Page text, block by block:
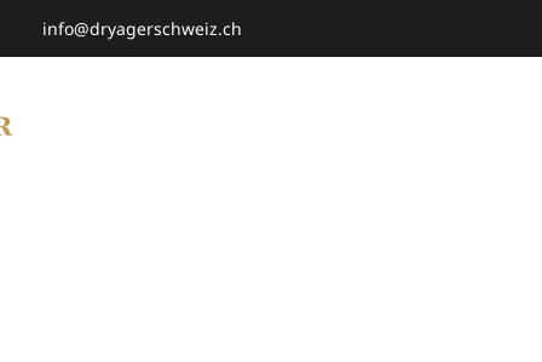
info@dryagerschweiz.ch